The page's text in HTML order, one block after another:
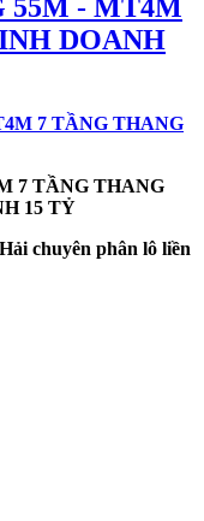
55M - MT4M
DOANH
7 TẦNG THANG
15 TỶ
chuyên phân lô liền